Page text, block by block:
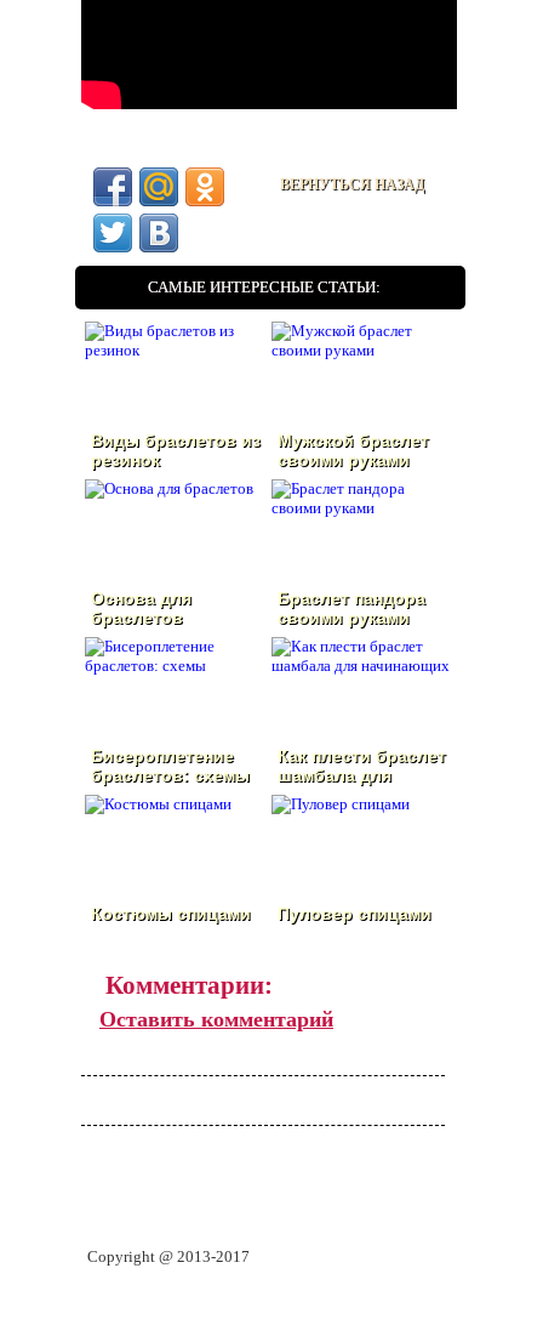
ВЕРНУТЬСЯ НАЗАД
САМЫЕ ИНТЕРЕСНЫЕ СТАТЬИ:
Виды браслетов из
резинок
Мужской браслет
своими руками
Основа для
браслетов
Браслет пандора
своими руками
Бисероплетение
браслетов: схемы
Как плести браслет
шамбала для
начинающих
Костюмы спицами Пуловер спицами
Комментарии:
Оставить комментарий
Copyright @ 2013-2017